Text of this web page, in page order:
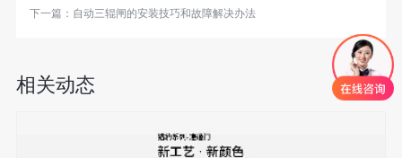
下一篇： 自动三辊闸的安装技巧和故障解决办法
相关动态